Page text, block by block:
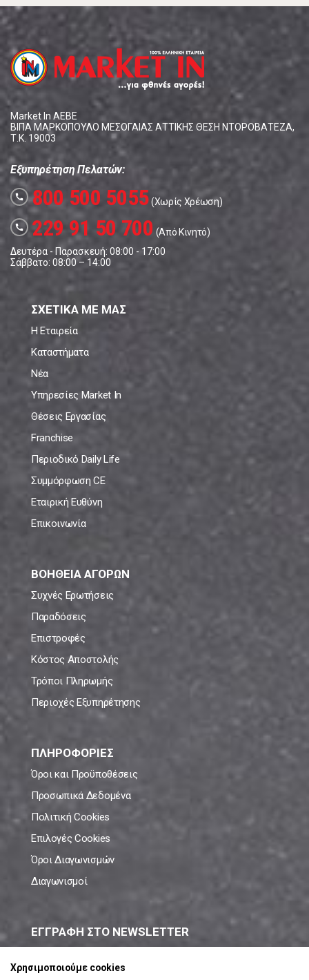
Market In ΑΕΒΕ
ΒΙΠΑ ΜΑΡΚΟΠΟΥΛΟ ΜΕΣΟΓΑΙΑΣ ΑΤΤΙΚΗΣ ΘΕΣΗ ΝΤΟΡΟΒΑΤΕΖΑ,
Τ.Κ. 19003
Εξυπηρέτηση Πελατών:
call 800 500 5055(Χωρίς Χρέωση)
call 229 91 50 700 (Από Κινητό)
Δευτέρα - Παρασκευή: 08:00 - 17:00
Σάββατο: 08:00 – 14:00
ΣΧΕΤΙΚΑ ΜΕ ΜΑΣ
Η Εταιρεία
Καταστήματα
Νέα
Υπηρεσίες Market In
Θέσεις Εργασίας
Franchise
Περιοδικό Daily Life
Συμμόρφωση CE
Εταιρική Ευθύνη
Επικοινωνία
ΒΟΗΘΕΙΑ ΑΓΟΡΩΝ
Συχνές Ερωτήσεις
Παραδόσεις
Επιστροφές
Κόστος Αποστολής
Τρόποι Πληρωμής
Περιοχές Εξυπηρέτησης
ΠΛΗΡΟΦΟΡΙΕΣ
Όροι και Προϋποθέσεις
Προσωπικά Δεδομένα
Πολιτική Cookies
Επιλογές Cookies
Όροι Διαγωνισμών
Διαγωνισμοί
ΕΓΓΡΑΦΗ ΣΤΟ NEWSLETTER
Χρησιμοποιούμε cookies